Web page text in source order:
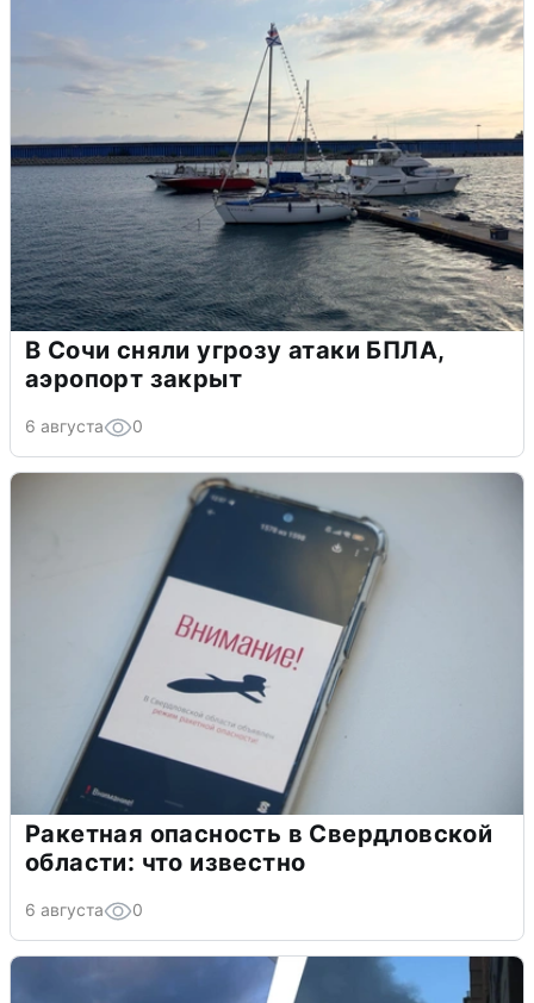
В Сочи сняли угрозу атаки БПЛА,
аэропорт закрыт
6 августа 0
Ракетная опасность в Свердловской
области: что известно
6 августа 0